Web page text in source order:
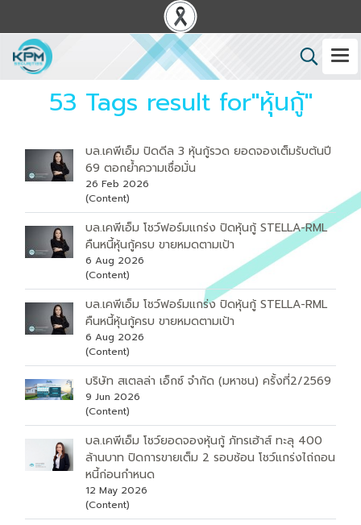
53 Tags result for"หุ้นกู้"
บล.เคพีเอ็ม ปิดดีล 3 หุ้นกู้รวด ยอดจองเต็มรับต้นปี
69 ตอกย้ำความเชื่อมั่น
26 Feb 2026
(Content)
บล.เคพีเอ็ม โชว์ฟอร์มแกร่ง ปิดหุ้นกู้ STELLA-RML
คืนหนี้หุ้นกู้ครบ ขายหมดตามเป้า
6 Aug 2026
(Content)
บล.เคพีเอ็ม โชว์ฟอร์มแกร่ง ปิดหุ้นกู้ STELLA-RML
คืนหนี้หุ้นกู้ครบ ขายหมดตามเป้า
6 Aug 2026
(Content)
บริษัท สเตลล่า เอ็กซ์ จำกัด (มหาชน) ครั้งที่2/2569
9 Jun 2026
(Content)
บล.เคพีเอ็ม โชว์ยอดจองหุ้นกู้ ภัทรเฮ้าส์ ทะลุ 400
ล้านบาท ปิดการขายเต็ม 2 รอบซ้อน โชว์แกร่งไถ่ถอน
หนี้ก่อนกำหนด
12 May 2026
(Content)